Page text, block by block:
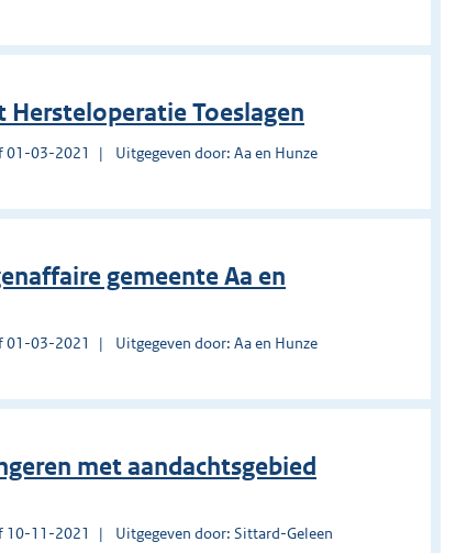
Toeslagen
01-03-2021 Uitgegeven door: Aa en Hunze
gemeente Aa en
01-03-2021 Uitgegeven door: Aa en Hunze
met aandachtsgebied
10-11-2021 Uitgegeven door: Sittard-Geleen